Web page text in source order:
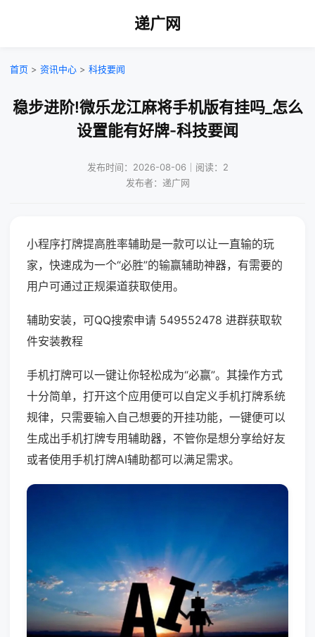
递广网
首页 > 资讯中心 > 科技要闻
稳步进阶!微乐龙江麻将手机版有挂吗_怎么
设置能有好牌-科技要闻
发布时间：2026-08-06｜阅读：2
发布者：递广网
小程序打牌提高胜率辅助是一款可以让一直输的玩
家，快速成为一个“必胜”的输赢辅助神器，有需要的
用户可通过正规渠道获取使用。
辅助安装，可QQ搜索申请 549552478 进群获取软
件安装教程
手机打牌可以一键让你轻松成为“必赢”。其操作方式
十分简单，打开这个应用便可以自定义手机打牌系统
规律，只需要输入自己想要的开挂功能，一键便可以
生成出手机打牌专用辅助器，不管你是想分享给好友
或者使用手机打牌AI辅助都可以满足需求。